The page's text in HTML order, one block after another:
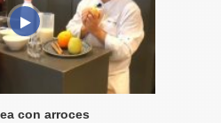
con arroces